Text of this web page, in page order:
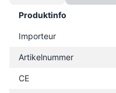
Produktinfo
Importeur
Artikelnummer
CE